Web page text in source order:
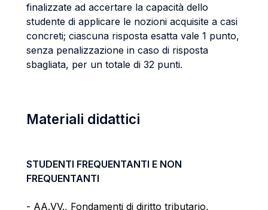
finalizzate ad accertare la capacità dello
studente di applicare le nozioni acquisite a casi
concreti; ciascuna risposta esatta vale 1 punto,
senza penalizzazione in caso di risposta
sbagliata, per un totale di 32 punti.
Materiali didattici
STUDENTI FREQUENTANTI E NON
FREQUENTANTI
- AA.VV., Fondamenti di diritto tributario,